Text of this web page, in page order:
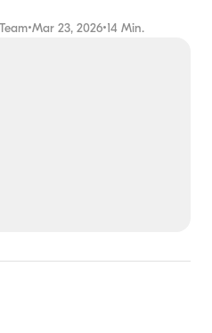
•Mar 23, 2026•14 Min.